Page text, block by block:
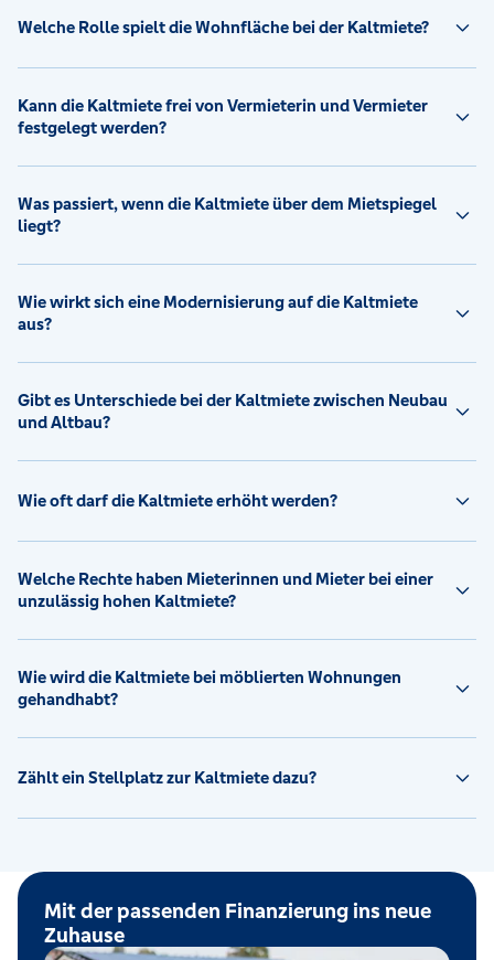
Welche Rolle spielt die Wohnfläche bei der Kaltmiete?
Kann die Kaltmiete frei von Vermieterin und Vermieter
festgelegt werden?
Was passiert, wenn die Kaltmiete über dem Mietspiegel
liegt?
Wie wirkt sich eine Modernisierung auf die Kaltmiete
aus?
Gibt es Unterschiede bei der Kaltmiete zwischen Neubau
und Altbau?
Wie oft darf die Kaltmiete erhöht werden?
Welche Rechte haben Mieterinnen und Mieter bei einer
unzulässig hohen Kaltmiete?
Wie wird die Kaltmiete bei möblierten Wohnungen
gehandhabt?
Zählt ein Stellplatz zur Kaltmiete dazu?
Mit der passenden Finanzierung ins neue
Zuhause